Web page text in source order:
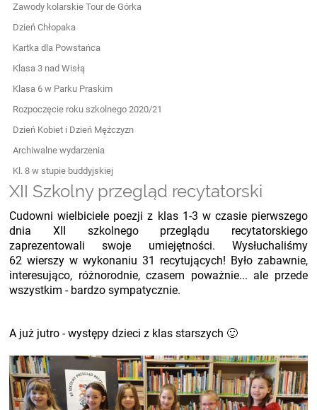
Zawody kolarskie Tour de Górka
Dzień Chłopaka
Kartka dla Powstańca
Klasa 3 nad Wisłą
Klasa 6 w Parku Praskim
Rozpoczęcie roku szkolnego 2020/21
Dzień Kobiet i Dzień Mężczyzn
Archiwalne wydarzenia
Kl. 8 w stupie buddyjskiej
XII Szkolny przegląd recytatorski
Cudowni wielbiciele poezji z klas 1-3 w czasie pierwszego
dnia XII szkolnego przeglądu recytatorskiego
zaprezentowali swoje umiejętności. Wysłuchaliśmy
62 wierszy w wykonaniu 31 recytujących! Było zabawnie,
interesująco, różnorodnie, czasem poważnie... ale przede
wszystkim - bardzo sympatycznie.
A już jutro - występy dzieci z klas starszych 🙂